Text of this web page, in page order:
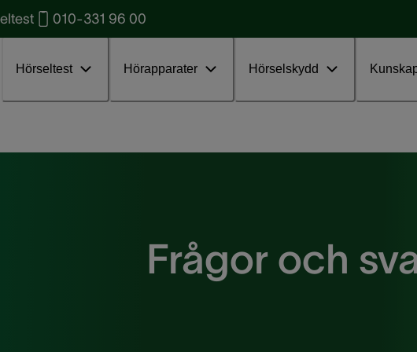
010-331 96 00
Hörseltest Hörapparater Hörselskydd
Starta testet
Frågor och